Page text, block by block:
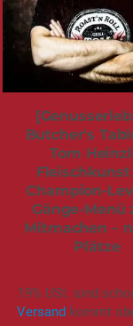
Butcher's
Tom
Champion-
Gänge-Menü
Mitmachen –
Plätze
19% USt. sind
Versand kommt